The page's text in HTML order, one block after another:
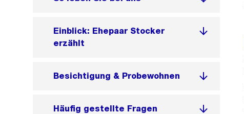
Einblick: Ehepaar Stocker
erzählt
Besichtigung & Probewohnen
Häufig gestellte Fragen